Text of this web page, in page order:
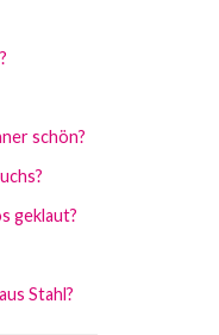
schön?
geklaut?
Stahl?